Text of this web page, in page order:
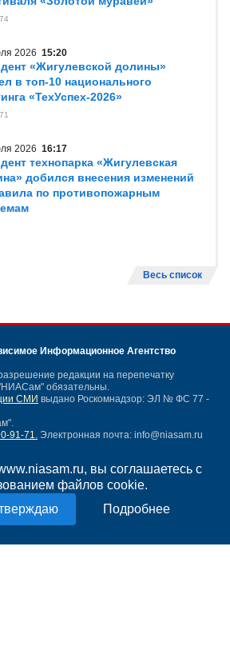
вы соглашаетесь с
файлов cookie.
Подробнее
2026 15:20
«Жигулевской долины»
в топ-10 национального
«ТехУспех-2026»
2026 16:17
технопарка «Жигулевская
добился внесения изменений
по противопожарным
Весь список
Информационное Агентство
редакции на перепечатку
обязательны.
СМИ выдано Роскомнадзор: ЭЛ № ФС 77 -
91-71. Электронная почта: info@niasam.ru
данных